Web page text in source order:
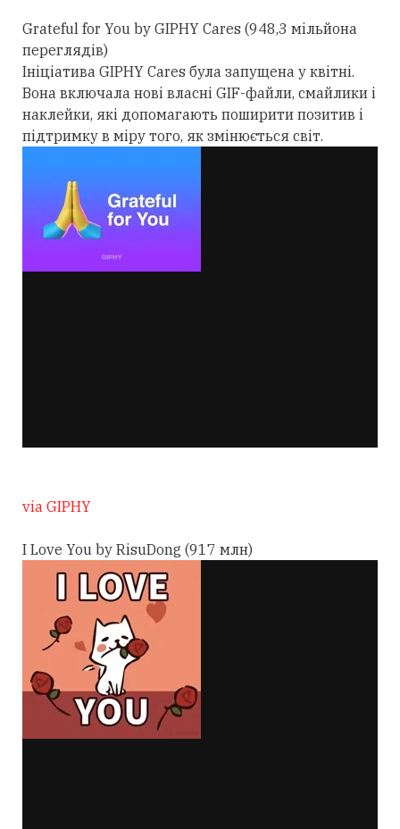
Grateful for You by GIPHY Cares (948,3 мільйона
переглядів)
Ініціатива GIPHY Cares була запущена у квітні.
Вона включала нові власні GIF-файли, смайлики і
наклейки, які допомагають поширити позитив і
підтримку в міру того, як змінюється світ.
via GIPHY
I Love You by RisuDong (917 млн)